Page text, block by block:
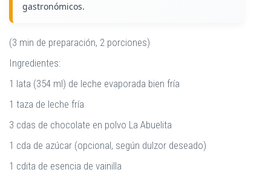
gastronómicos.
(3 min de preparación, 2 porciones)
Ingredientes:
1 lata (354 ml) de leche evaporada bien fría
1 taza de leche fría
3 cdas de chocolate en polvo La Abuelita
1 cda de azúcar (opcional, según dulzor deseado)
1 cdita de esencia de vainilla